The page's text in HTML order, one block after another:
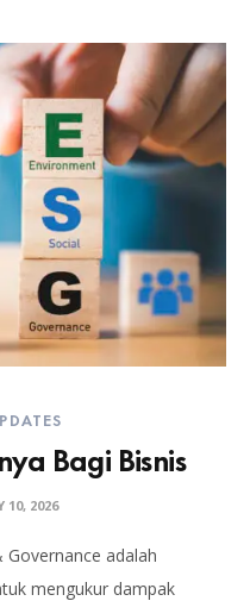
Bagi Bisnis
10, 2026
Governance adalah
mengukur dampak